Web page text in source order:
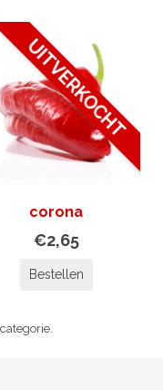
UITVERKOCHT
corona
€2,65
Bestellen